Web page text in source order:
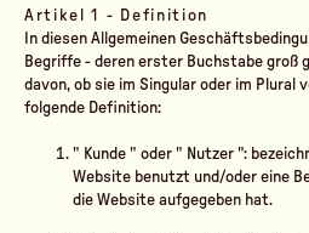
Artikel 1 - Definition
In diesen Allgemeinen
Begriffe - deren erster Buchstabe groß
davon, ob sie im Singular oder im Plural
folgende Definition:
" Kunde " oder " Nutzer ":
Website benutzt und/oder eine
die Website aufgegeben hat.